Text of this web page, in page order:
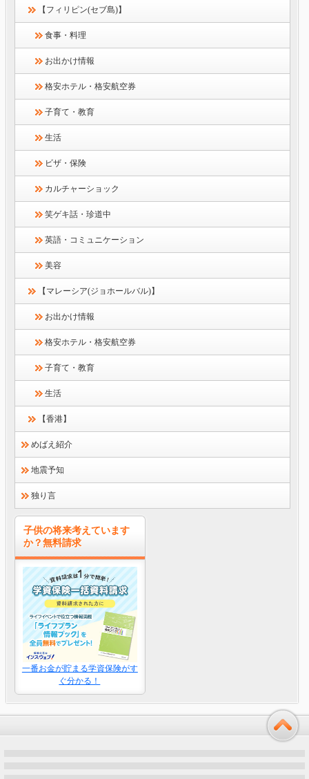
【フィリピン(セブ島)】
食事・料理
お出かけ情報
格安ホテル・格安航空券
子育て・教育
生活
ビザ・保険
カルチャーショック
笑ゲキ話・珍道中
英語・コミュニケーション
美容
【マレーシア(ジョホールバル)】
お出かけ情報
格安ホテル・格安航空券
子育て・教育
生活
【香港】
めばえ紹介
地震予知
独り言
子供の将来考えています
か？無料請求
一番お金が貯まる学資保険がす
ぐ分かる！